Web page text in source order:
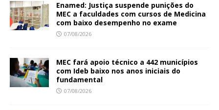
Enamed: Justiça suspende punições do
MEC a faculdades com cursos de Medicina
com baixo desempenho no exame
07/08/2026
MEC fará apoio técnico a 442 municípios
com Ideb baixo nos anos iniciais do
fundamental
07/08/2026